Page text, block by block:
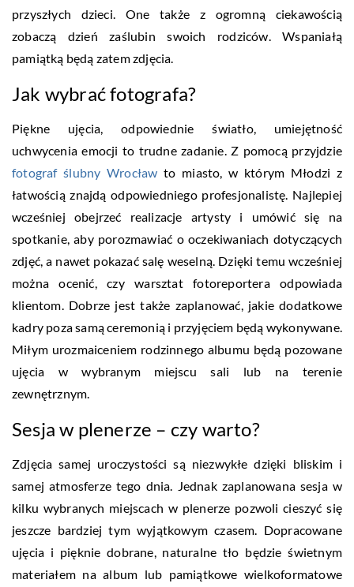
przyszłych dzieci. One także z ogromną ciekawością
zobaczą dzień zaślubin swoich rodziców. Wspaniałą
pamiątką będą zatem zdjęcia.
Jak wybrać fotografa?
Piękne ujęcia, odpowiednie światło, umiejętność
uchwycenia emocji to trudne zadanie. Z pomocą przyjdzie
fotograf ślubny Wrocław to miasto, w którym Młodzi z
łatwością znajdą odpowiedniego profesjonalistę. Najlepiej
wcześniej obejrzeć realizacje artysty i umówić się na
spotkanie, aby porozmawiać o oczekiwaniach dotyczących
zdjęć, a nawet pokazać salę weselną. Dzięki temu wcześniej
można ocenić, czy warsztat fotoreportera odpowiada
klientom. Dobrze jest także zaplanować, jakie dodatkowe
kadry poza samą ceremonią i przyjęciem będą wykonywane.
Miłym urozmaiceniem rodzinnego albumu będą pozowane
ujęcia w wybranym miejscu sali lub na terenie
zewnętrznym.
Sesja w plenerze – czy warto?
Zdjęcia samej uroczystości są niezwykłe dzięki bliskim i
samej atmosferze tego dnia. Jednak zaplanowana sesja w
kilku wybranych miejscach w plenerze pozwoli cieszyć się
jeszcze bardziej tym wyjątkowym czasem. Dopracowane
ujęcia i pięknie dobrane, naturalne tło będzie świetnym
materiałem na album lub pamiątkowe wielkoformatowe